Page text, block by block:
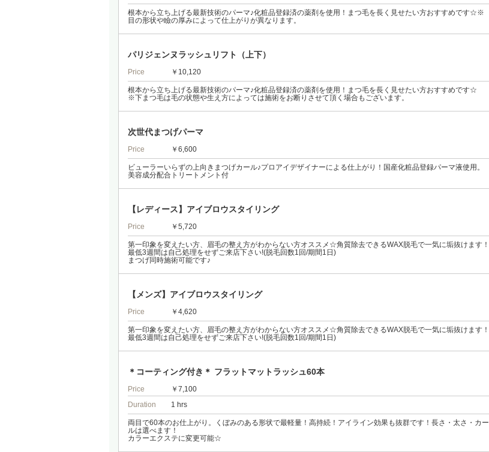
根本から立ち上げる最新技術のパーマ♪化粧品登録済の薬剤を使用！まつ毛を長く見せたい方おすすめです☆※
目の形状や瞼の厚みによって仕上がりが異なります。
パリジェンヌラッシュリフト（上下）
Price ￥10,120
根本から立ち上げる最新技術のパーマ♪化粧品登録済の薬剤を使用！まつ毛を長く見せたい方おすすめです☆
※下まつ毛は毛の状態や生え方によっては施術をお断りさせて頂く場合もございます。
次世代まつげパーマ
Price ￥6,600
ビューラーいらずの上向きまつげカール♪プロアイデザイナーによる仕上がり！国産化粧品登録パーマ液使用。
美容成分配合トリートメント付
【レディース】アイブロウスタイリング
Price ￥5,720
第一印象を変えたい方、眉毛の整え方がわからない方オススメ☆角質除去できるWAX脱毛で一気に垢抜けます！
最低3週間は自己処理をせずご来店下さい!(脱毛回数1回/期間1日)
まつげ同時施術可能です♪
【メンズ】アイブロウスタイリング
Price ￥4,620
第一印象を変えたい方、眉毛の整え方がわからない方オススメ☆角質除去できるWAX脱毛で一気に垢抜けます！
最低3週間は自己処理をせずご来店下さい!(脱毛回数1回/期間1日)
＊コーティング付き＊ フラットマットラッシュ60本
Price
￥7,100
Duration
1 hrs
両目で60本のお仕上がり。くぼみのある形状で最軽量！高持続！アイライン効果も抜群です！長さ・太さ・カー
ルは選べます！
カラーエクステに変更可能☆